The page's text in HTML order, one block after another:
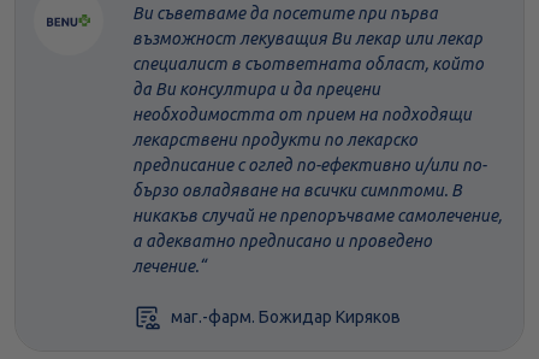
Ви съветваме да посетите при първа
възможност лекуващия Ви лекар или лекар
специалист в съответната област, който
да Ви консултира и да прецени
необходимостта от прием на подходящи
лекарствени продукти по лекарско
предписание с оглед по-ефективно и/или по-
бързо овладяване на всички симптоми. В
никакъв случай не препоръчваме самолечение,
а адекватно предписано и проведено
лечение.
маг.-фарм. Божидар Киряков